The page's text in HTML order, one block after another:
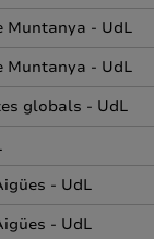
Muntanya - UdL
Muntanya - UdL
globals - UdL
- UdL
- UdL